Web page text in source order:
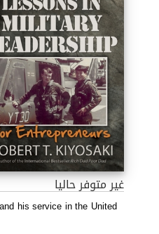
غير متوفر حاليا
his service in the United